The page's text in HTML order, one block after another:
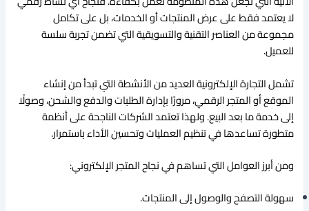
لا يعتمد فقط على عرض المنتجات أو الخدمات، بل على تكامل
مجموعة من العناصر التقنية والتسويقية التي تضمن تجربة سلسة
للعميل.
تشمل التجارة الإلكترونية العديد من الأنشطة التي تبدأ من إنشاء
الموقع أو المتجر الرقمي، مرورًا بإدارة الطلبات والدفع والشحن، وصولًا
إلى خدمة ما بعد البيع. ولهذا تعتمد الشركات الناجحة على أنظمة
متطورة تساعدها في تنظيم العمليات وتحسين الأداء باستمرار.
ومن أبرز العوامل التي تساهم في نجاح المتجر الإلكتروني:
سهولة التصفح والوصول إلى المنتجات.